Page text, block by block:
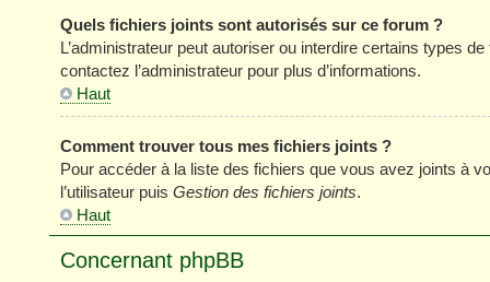
Quels fichiers joints sont autorisés sur ce forum ?
L’administrateur peut autoriser ou interdire certains types
contactez l’administrateur pour plus d’informations.
Haut
Comment trouver tous mes fichiers joints ?
Pour accéder à la liste des fichiers que vous avez joints à
l’utilisateur puis Gestion des fichiers joints.
Haut
Concernant phpBB